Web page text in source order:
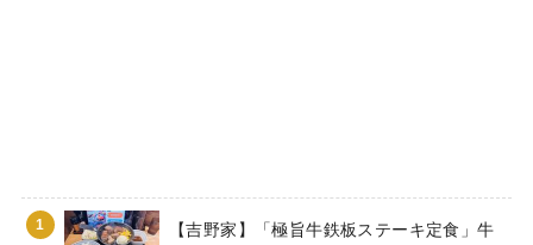
1
【吉野家】「極旨牛鉄板ステーキ定食」牛